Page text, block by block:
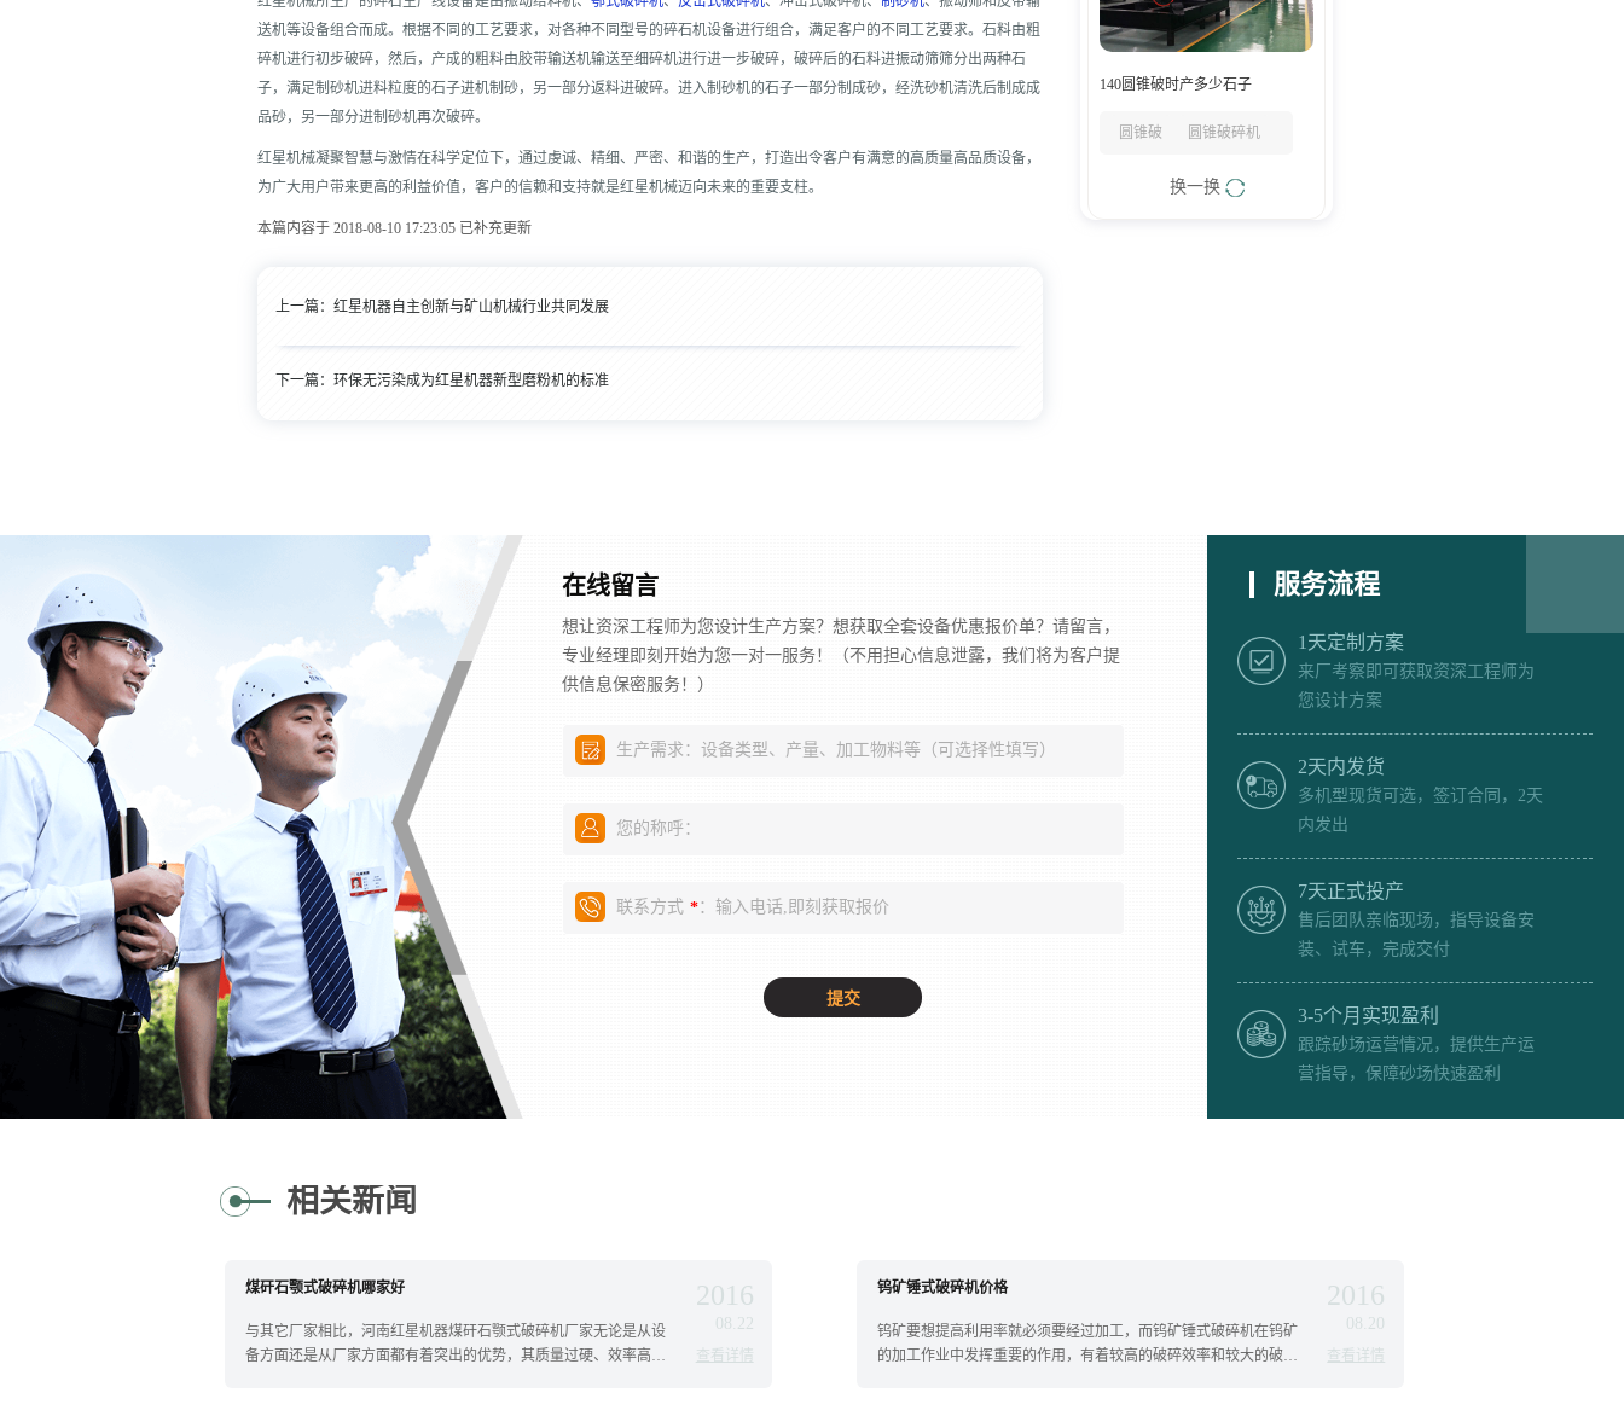
送机等设备组合而成。根据不同的工艺要求，对各种不同型号的碎石机设备进行组合，满足客户的不同工艺要求。石料由粗
碎机进行初步破碎，然后，产成的粗料由胶带输送机输送至细碎机进行进一步破碎，破碎后的石料进振动筛筛分出两种石
子，满足制砂机进料粒度的石子进机制砂，另一部分返料进破碎。进入制砂机的石子一部分制成砂，经洗砂机清洗后制成成
品砂，另一部分进制砂机再次破碎。
红星机械凝聚智慧与激情在科学定位下，通过虔诚、精细、严密、和谐的生产，打造出令客户有满意的高质量高品质设备，
为广大用户带来更高的利益价值，客户的信赖和支持就是红星机械迈向未来的重要支柱。
本篇内容于 2018-08-10 17:23:05 已补充更新
上一篇： 红星机器自主创新与矿山机械行业共同发展
下一篇： 环保无污染成为红星机器新型磨粉机的标准
140圆锥破时产多少石子
圆锥破 圆锥破碎机
换一换
在线留言
想让资深工程师为您设计生产方案？想获取全套设备优惠报价单？请留言，
专业经理即刻开始为您一对一服务！（不用担心信息泄露，我们将为客户提
供信息保密服务！）
生产需求：设备类型、产量、加工物料等（可选择性填写）
您的称呼：
联系方式 *：输入电话,即刻获取报价
服务流程
1天定制方案
来厂考察即可获取资深工程师为
您设计方案
2天内发货
多机型现货可选，签订合同，2天
内发出
7天正式投产
售后团队亲临现场，指导设备安
装、试车，完成交付
3-5个月实现盈利
跟踪砂场运营情况，提供生产运
营指导，保障砂场快速盈利
相关新闻
煤矸石颚式破碎机哪家好
与其它厂家相比，河南红星机器煤矸石颚式破碎机厂家无论是从设
备方面还是从厂家方面都有着突出的优势，其质量过硬、效率高节
2016
08.22
查看详情
钨矿锤式破碎机价格
钨矿要想提高利用率就必须要经过加工，而钨矿锤式破碎机在钨矿
的加工作业中发挥重要的作用，有着较高的破碎效率和较大的破碎
2016
08.20
查看详情